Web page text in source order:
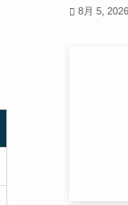
8月 5, 2026